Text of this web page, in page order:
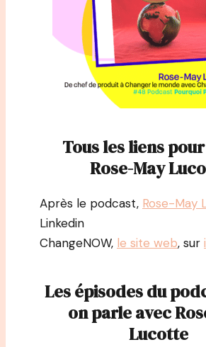
Tous les liens
Rose-May
Après le podcast, Rose-May
Linkedin
ChangeNOW, le site web, sur
Les épisodes du
on parle avec
Lucotte